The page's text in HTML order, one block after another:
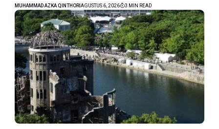
MUHAMMAD AZKA QINTHORI AGUSTUS 6, 2026 3 MIN READ